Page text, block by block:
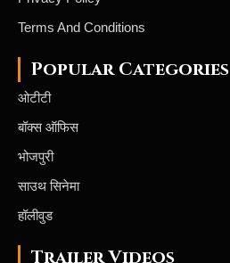
Terms And Conditions
Popular Categories
ओटीटी
बॉक्स ऑफिस
भोजपुरी
साउथ सिनेमा
हॉलीवुड
Trailer Videos